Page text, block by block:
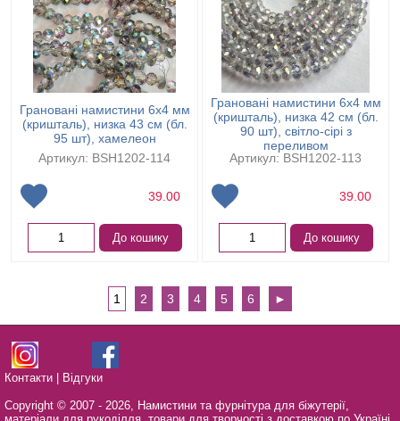
Грановані намистини 6х4 мм
(кришталь), низка 43 см (бл.
95 шт), хамелеон
Артикул: BSH1202-114
39.00
До кошику
Грановані намистини 6х4 мм
(кришталь), низка 42 см (бл.
90 шт), світло-сірі з
переливом
Артикул: BSH1202-113
39.00
До кошику
1 2 3 4 5 6 ►
Контакти Відгуки
Copyright © 2007 - 2026, Намистини та фурнітура для біжутерії,